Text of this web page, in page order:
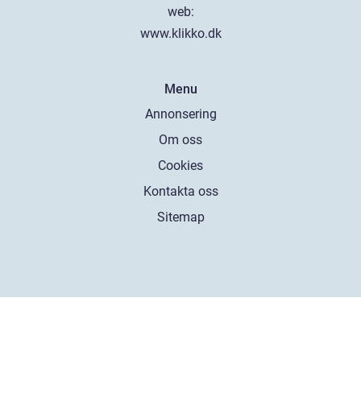
web:
www.klikko.dk
Menu
Annonsering
Om oss
Cookies
Kontakta oss
Sitemap